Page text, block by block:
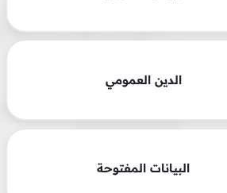
الدين العمومي
البيانات المفتوحة